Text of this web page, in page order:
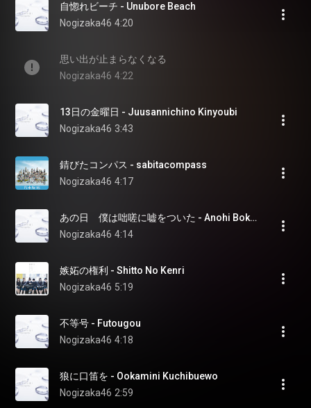
自惚れビーチ - Unubore Beach
Nogizaka46 4:20
思い出が止まらなくなる
Nogizaka46 4:22
13日の金曜日 - Juusannichino Kinyoubi
Nogizaka46 3:43
錆びたコンパス - sabitacompass
Nogizaka46 4:17
あの日　僕は咄嗟に嘘をついた - Anohi Bokuwa Tossani Usowo Tsuita
Nogizaka46 4:14
嫉妬の権利 - Shitto No Kenri
Nogizaka46 5:19
不等号 - Futougou
Nogizaka46 4:18
狼に口笛を - Ookamini Kuchibuewo
Nogizaka46 2:59